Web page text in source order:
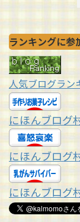
ランキングに参
人気ブログラン
にほんブログ
にほんブログ
にほんブログ